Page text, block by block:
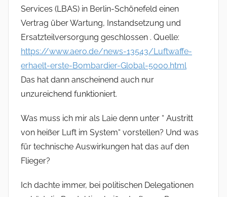
Services (LBAS) in Berlin-Schönefeld einen
Vertrag über Wartung, Instandsetzung und
Ersatzteilversorgung geschlossen . Quelle:
https://www.aero.de/news-13543/Luftwaffe-
erhaelt-erste-Bombardier-Global-5000.html
Das hat dann anscheinend auch nur
unzureichend funktioniert.
Was muss ich mir als Laie denn unter “ Austritt
von heißer Luft im System“ vorstellen? Und was
für technische Auswirkungen hat das auf den
Flieger?
Ich dachte immer, bei politischen Delegationen